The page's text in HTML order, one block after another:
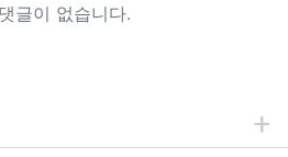
댓글이 없습니다.